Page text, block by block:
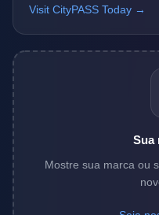
Visit CityPASS Today →
Sua
Mostre sua marca ou